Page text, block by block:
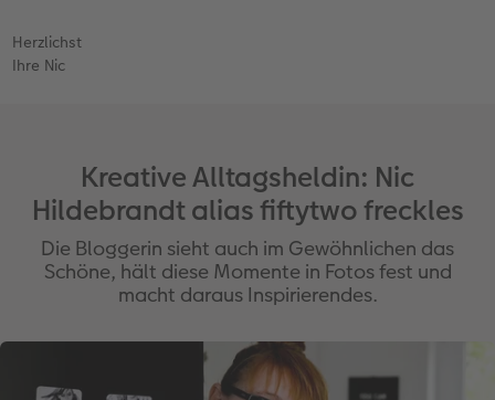
Passendes dabei.
Herzlichst
Ihre Nic
Kreative Alltagsheldin: Nic
Hildebrandt alias fiftytwo freckles
Die Bloggerin sieht auch im Gewöhnlichen das
Schöne, hält diese Momente in Fotos fest und
macht daraus Inspirierendes.